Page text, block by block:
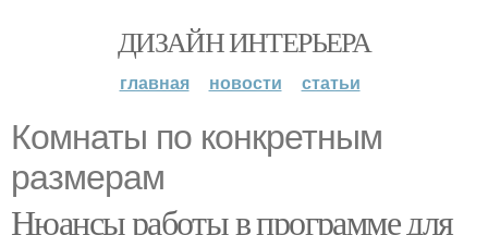
ДИЗАЙН ИНТЕРЬЕРА
главная новости статьи
Комнаты по конкретным
размерам
Нюансы работы в программе для